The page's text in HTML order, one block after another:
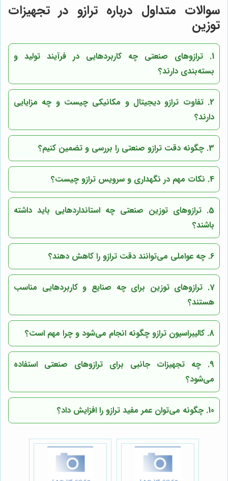
سوالات متداول درباره ترازو در تجهیزات
توزین
1. ترازوهای صنعتی چه کاربردهایی در فرآیند تولید و
بسته‌بندی دارند؟
2. تفاوت ترازو دیجیتال و مکانیکی چیست و چه مزایایی
دارند؟
3. چگونه دقت ترازو صنعتی را بررسی و تضمین کنیم؟
4. نکات مهم در نگهداری و سرویس ترازو چیست؟
5. ترازوهای توزین صنعتی چه استانداردهایی باید داشته
باشند؟
6. چه عواملی می‌توانند دقت ترازو را کاهش دهند؟
7. ترازوهای توزین برای چه صنایع و کاربردهایی مناسب
هستند؟
8. کالیبراسیون ترازو چگونه انجام می‌شود و چرا مهم است؟
9. چه تجهیزات جانبی برای ترازوهای صنعتی استفاده
می‌شود؟
10. چگونه می‌توان عمر مفید ترازو را افزایش داد؟